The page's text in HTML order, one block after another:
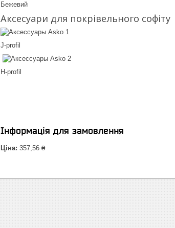
Бежевий
Аксесуари для покрівельного софіту
J-profil
H-profil
Інформація для замовлення
Ціна: 357,56 ₴